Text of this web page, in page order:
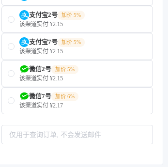
支付宝2号 加价 5%
该渠道实付 ¥2.15
支付宝7号 加价 5%
该渠道实付 ¥2.15
微信2号 加价 5%
该渠道实付 ¥2.15
微信7号 加价 6%
该渠道实付 ¥2.17